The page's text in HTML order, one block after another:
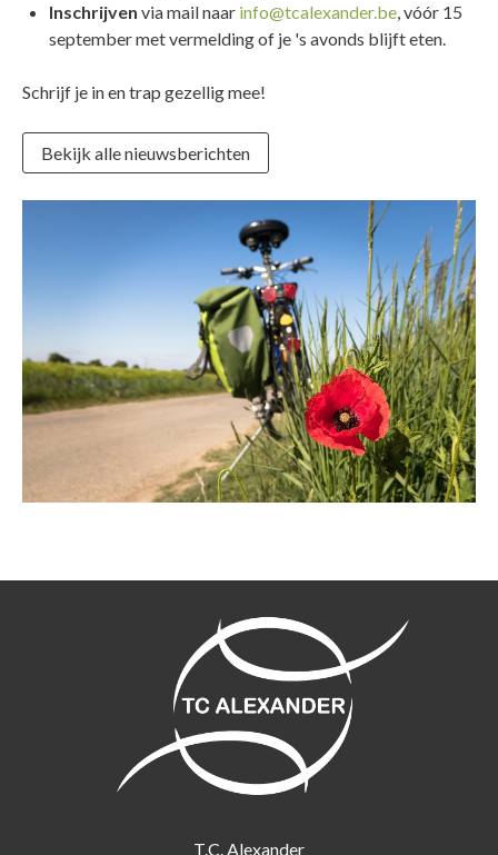
Inschrijven via mail naar info@tcalexander.be, vóór 15
september met vermelding of je 's avonds blijft eten.
Schrijf je in en trap gezellig mee!
Bekijk alle nieuwsberichten
T.C. Alexander